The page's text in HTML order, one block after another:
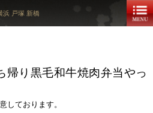
浜 戸塚 新橋
り黒毛和牛焼肉弁当やっ
しております。